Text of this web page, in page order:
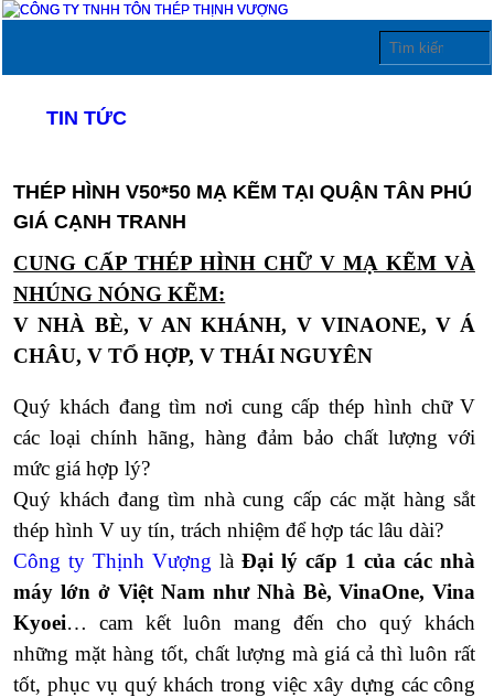
TIN TỨC
THÉP HÌNH V50*50 MẠ KẼM TẠI QUẬN TÂN PHÚ
GIÁ CẠNH TRANH
CUNG CẤP THÉP HÌNH CHỮ V MẠ KẼM VÀ
NHÚNG NÓNG KẼM:
V NHÀ BÈ, V AN KHÁNH, V VINAONE, V Á
CHÂU, V TỔ HỢP, V THÁI NGUYÊN
Quý khách đang tìm nơi cung cấp thép hình chữ V
các loại chính hãng, hàng đảm bảo chất lượng với
mức giá hợp lý?
Quý khách đang tìm nhà cung cấp các mặt hàng sắt
thép hình V uy tín, trách nhiệm để hợp tác lâu dài?
Công ty Thịnh Vượng làĐại lý cấp 1 của các nhà
máy lớn ở Việt Nam như Nhà Bè, VinaOne, Vina
Kyoei… cam kết luôn mang đến cho quý khách
những mặt hàng tốt, chất lượng mà giá cả thì luôn rất
tốt, phục vụ quý khách trong việc xây dựng các công